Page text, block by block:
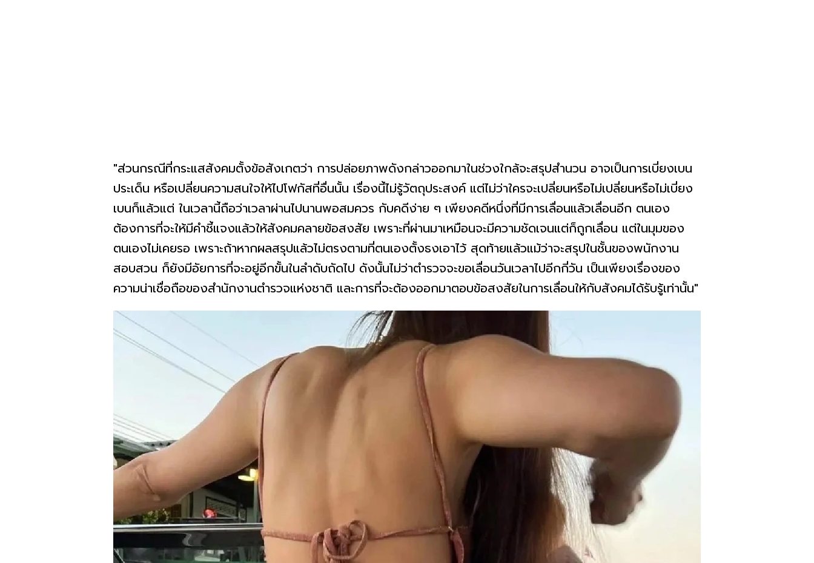
"ส่วนกรณีที่กระแสสังคมตั้งข้อสังเกตว่า การปล่อยภาพดังกล่าวออกมาในช่วงใกล้จะสรุปสำนวน อาจเป็นการเบี่ยงเบน
ประเด็น หรือเปลี่ยนความสนใจให้ไปโฟกัสที่อื่นนั้น เรื่องนี้ไม่รู้วัตถุประสงค์ แต่ไม่ว่าใครจะเปลี่ยนหรือไม่เปลี่ยนหรือไม่เบี่ยง
เบนก็แล้วแต่ ในเวลานี้ถือว่าเวลาผ่านไปนานพอสมควร กับคดีง่าย ๆ เพียงคดีหนึ่งที่มีการเลื่อนแล้วเลื่อนอีก ตนเอง
ต้องการที่จะให้มีคำชี้แจงแล้วให้สังคมคลายข้อสงสัย เพราะที่ผ่านมาเหมือนจะมีความชัดเจนแต่ก็ถูกเลื่อน แต่ในมุมของ
ตนเองไม่เคยรอ เพราะถ้าหากผลสรุปแล้วไม่ตรงตามที่ตนเองตั้งธงเอาไว้ สุดท้ายแล้วแม้ว่าจะสรุปในชั้นของพนักงาน
สอบสวน ก็ยังมีอัยการที่จะอยู่อีกขั้นในลำดับถัดไป ดังนั้นไม่ว่าตำรวจจะขอเลื่อนวันเวลาไปอีกกี่วัน เป็นเพียงเรื่องของ
ความน่าเชื่อถือของสำนักงานตำรวจแห่งชาติ และการที่จะต้องออกมาตอบข้อสงสัยในการเลื่อนให้กับสังคมได้รับรู้เท่านั้น"